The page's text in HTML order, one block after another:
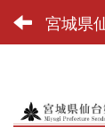
宮城県